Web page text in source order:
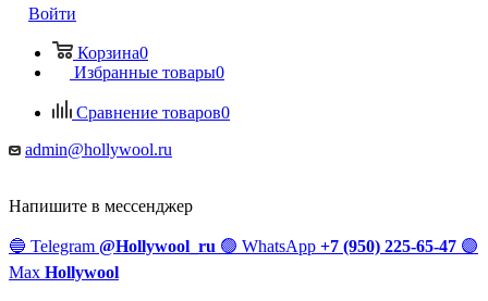
Войти
Корзина0
Избранные товары0
Сравнение товаров0
admin@hollywool.ru
Напишите в мессенджер
🔵 Telegram @Hollywool_ru 🟢 WhatsApp +7 (950) 225-65-47 🟣
Max Hollywool